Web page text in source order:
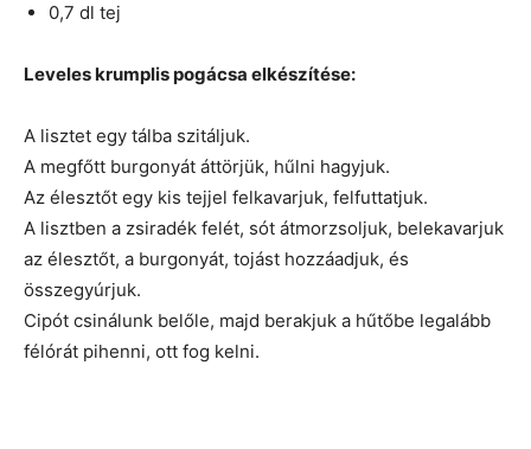
0,7 dl tej
Leveles krumplis pogácsa elkészítése:
A lisztet egy tálba szitáljuk.
A megfőtt burgonyát áttörjük, hűlni hagyjuk.
Az élesztőt egy kis tejjel felkavarjuk, felfuttatjuk.
A lisztben a zsiradék felét, sót átmorzsoljuk, belekavarjuk
az élesztőt, a burgonyát, tojást hozzáadjuk, és
összegyúrjuk.
Cipót csinálunk belőle, majd berakjuk a hűtőbe legalább
félórát pihenni, ott fog kelni.